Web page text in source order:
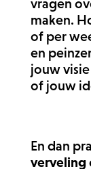
vragen
maken.
of per
en
jouw
of jouw
En dan
verveling